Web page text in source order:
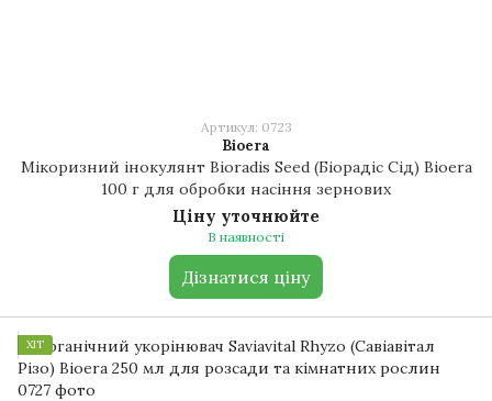
Артикул: 0723
Bioera
Мікоризний інокулянт Bioradis Seed (Біорадіс Сід) Bioera
100 г для обробки насіння зернових
Ціну уточнюйте
В наявності
Дізнатися ціну
ХІТ